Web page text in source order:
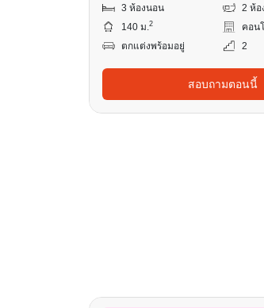
3 ห้องนอน
2 ห้อ
140 ม.2
คอน
ตกแต่งพร้อมอยู่
2
สอบถามตอนนี้